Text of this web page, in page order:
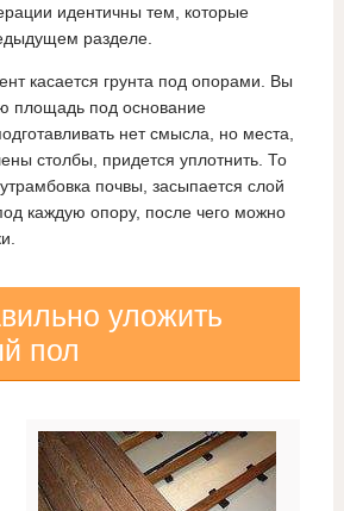
идентичны тем, которые
разделе.
касается грунта под опорами. Вы
площадь под основание
нет смысла, но места,
столбы, придется уплотнить. То
почвы, засыпается слой
каждую опору, после чего можно
уложить
пол